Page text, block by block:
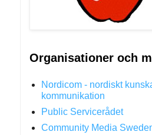
Organisationer och
Nordicom - nordiskt
kommunikation
Public Servicerådet
Community Media